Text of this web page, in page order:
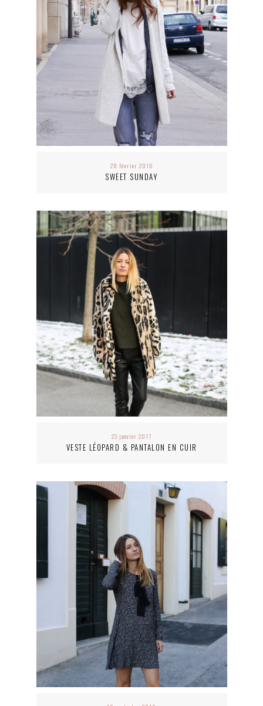
28 février 2016
SWEET SUNDAY
23 janvier 2017
VESTE LÉOPARD & PANTALON EN CUIR